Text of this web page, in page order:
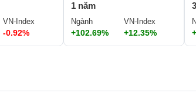
VN-Index
-0.92%
1 năm
Ngành
+102.69%
VN-Index
+12.35%